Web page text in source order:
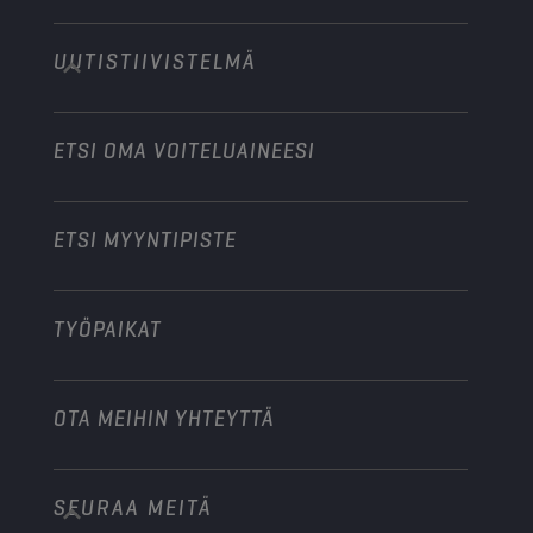
Moottoripyörät ja mönkijät
Teollisuuskoneet
Veneet
Technology
Moottoriurheilualan yhteistyökumppanit
Henkilöautot
Moottoripyörät
Raskas kalusto
UUTISTIIVISTELMÄ
ETSI OMA VOITELUAINEESI
ETSI MYYNTIPISTE
TYÖPAIKAT
OTA MEIHIN YHTEYTTÄ
info@championlubes.com
SEURAA MEITÄ